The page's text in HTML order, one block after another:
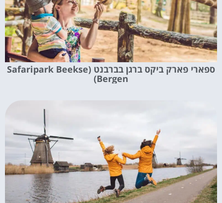
ספארי פארק ביקס ברגן בברבנט (Safaripark Beekse
Bergen)